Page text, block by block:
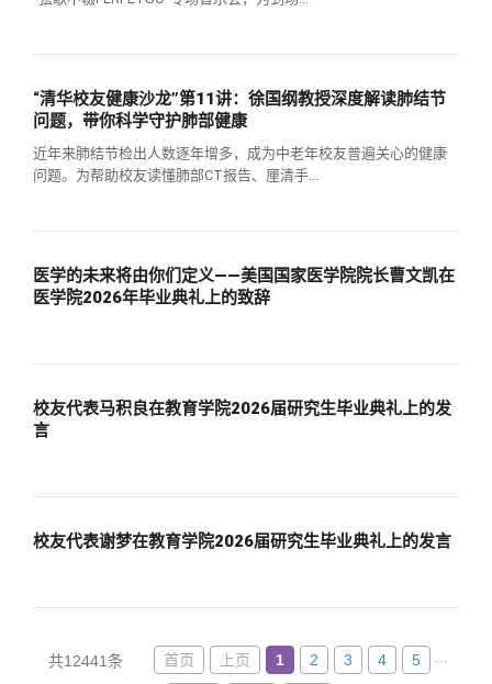
“清华校友健康沙龙”第11讲：徐国纲教授深度解读肺结节
问题，带你科学守护肺部健康
近年来肺结节检出人数逐年增多，成为中老年校友普遍关心的健康
问题。为帮助校友读懂肺部CT报告、厘清手...
医学的未来将由你们定义——美国国家医学院院长曹文凯在
医学院2026年毕业典礼上的致辞
校友代表马积良在教育学院2026届研究生毕业典礼上的发
言
校友代表谢梦在教育学院2026届研究生毕业典礼上的发言
共12441条 首页 上页 1 2 3 4 5